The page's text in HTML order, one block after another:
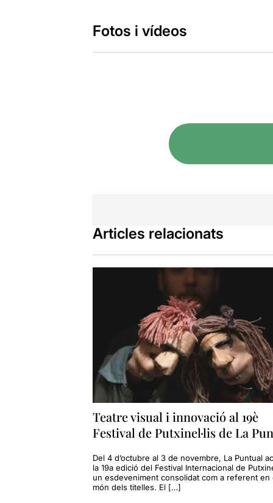
Fotos i vídeos
Articles relacionats
Teatre visual i innovació al 19è
Festival de Putxinel·lis de La
Del 4 d’octubre al 3 de novembre, La Puntual
la 19a edició del Festival Internacional de
un esdeveniment consolidat com a referent en
món dels titelles. El […]